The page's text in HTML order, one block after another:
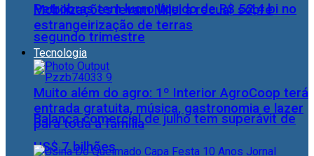
Petrobras tem lucro líquido de R$ 52,4 bi no
segundo trimestre
Balança comercial de julho tem superávit de
US$ 7 bilhões
Mobilizações levam Milei a recuar sobre
estrangeirização de terras
Tecnologia
Muito além do agro: 1º Interior AgroCoop terá
entrada gratuita, música, gastronomia e lazer
para toda a família